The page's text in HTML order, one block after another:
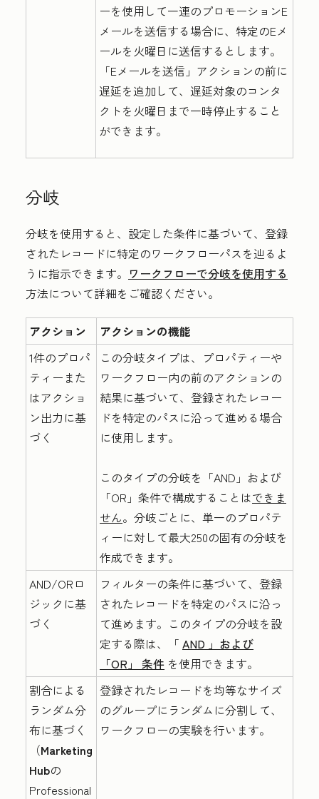
ーを使用して一連のプロモーションE
メールを送信する場合に、特定のEメ
ールを火曜日に送信するとします。
「Eメールを送信」アクションの前に
遅延を追加して、遅延対象のコンタ
クトを火曜日まで一時停止すること
ができます。
分岐
分岐を使用すると、設定した条件に基づいて、登録
されたレコードに特定のワークフローパスを辿るよ
うに指示できます。 ワークフローで分岐を使用する
方法について詳細をご確認ください。
アクション
アクションの機能
1件のプロパ
ティーまた
はアクショ
ン出力に基
づく
この分岐タイプは、プロパティーや
ワークフロー内の前のアクションの
結果に基づいて、登録されたレコー
ドを特定のパスに沿って進める場合
に使用します。
このタイプの分岐を 「AND」および
「OR」条件で構成することはできま
せん。分岐ごとに、単一のプロパテ
ィーに対して最大250の固有の分岐を
作成できます。
AND/ORロ
ジックに基
づく
フィルターの条件に基づいて、登録
されたレコードを特定のパスに沿っ
て進めます。このタイプの分岐を設
定する際は、「 AND 」および
「OR」 条件 を使用できます。
割合による
ランダム分
布に基づく
（Marketing
Hubの
Professional
登録されたレコードを均等なサイズ
のグループにランダムに分割して、
ワークフローの実験を行います。